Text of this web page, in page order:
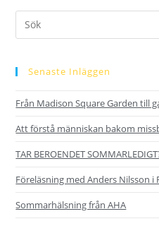
Senaste Inläggen
Från Madison Square Garden till
Att förstå människan bakom
TAR BEROENDET
Föreläsning med Anders Nilsson i
Sommarhälsning från AHA